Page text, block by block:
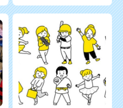
潟新通校」オーナーの森憲一
郎です。今、この文章を読...